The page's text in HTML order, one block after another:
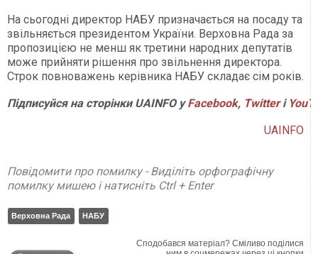
На сьогодні директор НАБУ призначається на посаду та
звільняється президентом України. Верховна Рада за
пропозицією не менш як третини народних депутатів
може прийняти рішення про звільнення директора.
Строк повноважень керівника НАБУ складає сім років.
Підписуйся на сторінки UAINFO уFacebook, Twitterі
UAINFO
Повідомити про помилку - Виділіть орфографічну
помилку мишею і натисніть Ctrl + Enter
Верховна Рада НАБУ
Сподобався матеріал? Сміливо поділися